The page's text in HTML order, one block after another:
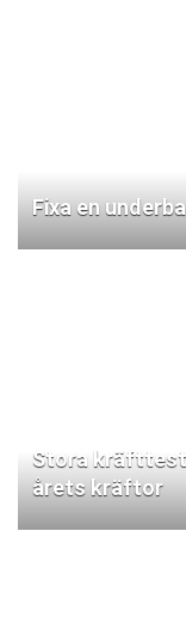
Fixa en
Stora
årets kräftor